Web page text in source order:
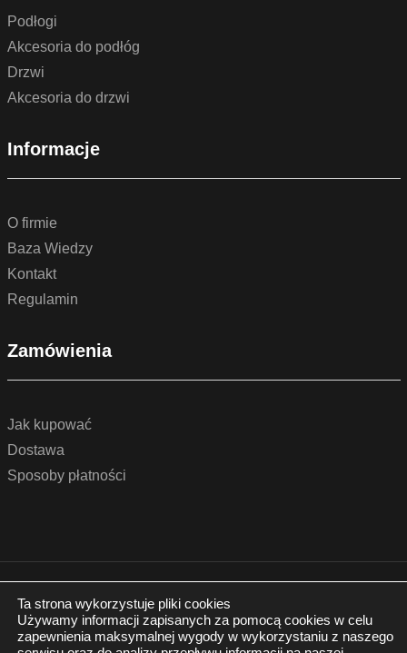
Podłogi
Akcesoria do podłóg
Drzwi
Akcesoria do drzwi
Informacje
O firmie
Baza Wiedzy
Kontakt
Regulamin
Zamówienia
Jak kupować
Dostawa
Sposoby płatności
© 2022 by podlogidrzwi.eu
Wszystkie prawa zastrzeżone
Realizacja:
Ta strona wykorzystuje pliki cookies
Używamy informacji zapisanych za pomocą cookies w celu
zapewnienia maksymalnej wygody w wykorzystaniu z naszego